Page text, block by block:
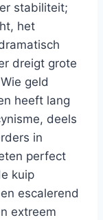
stabiliteit;
het
dreigt grote
geld
heeft lang
deels
in
perfect
kuip
escalerend
extreem